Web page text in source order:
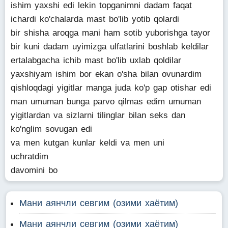
ishim yaxshi edi lekin topganimni dadam faqat
ichardi ko'chalarda mast bo'lib yotib qolardi
bir shisha aroqga mani ham sotib yuborishga tayor
bir kuni dadam uyimizga ulfatlarini boshlab keldilar
ertalabgacha ichib mast bo'lib uxlab qoldilar
yaxshiyam ishim bor ekan o'sha bilan ovunardim
qishloqdagi yigitlar manga juda ko'p gap otishar edi
man umuman bunga parvo qilmas edim umuman
yigitlardan va sizlarni tilinglar bilan seks dan
ko'nglim sovugan edi
va men kutgan kunlar keldi va men uni
uchratdim
davomini bo
Мани аянчли севгим (озими хаётим)
Мани аянчли севгим (озими хаётим)